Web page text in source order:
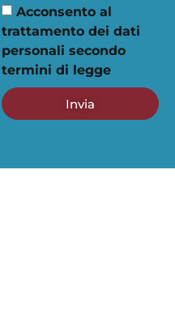
Acconsento al
trattamento dei dati
personali secondo
termini di legge
Invia